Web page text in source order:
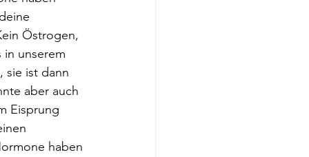
Östrogen,
unserem
sie ist dann
aber auch
Eisprung
haben